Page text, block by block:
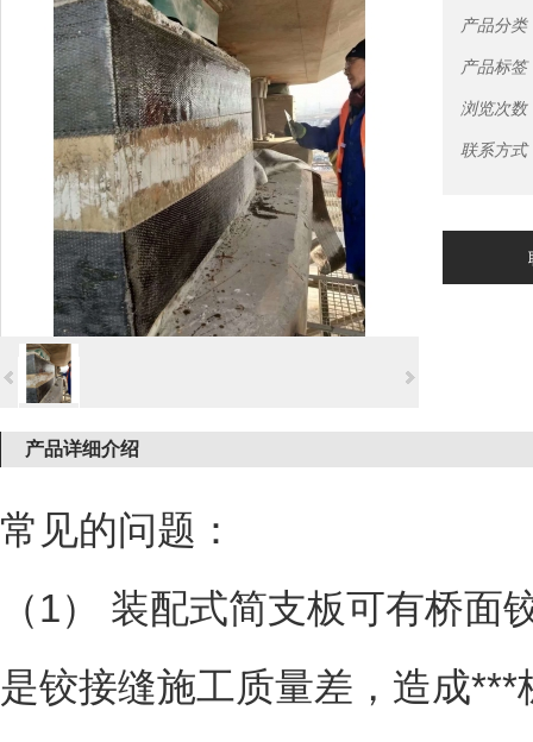
产品分类
产品标签
浏览次数
联系方式
产品详细介绍
常见的问题：
（1） 装配式简支板可有桥
是铰接缝施工质量差，造成